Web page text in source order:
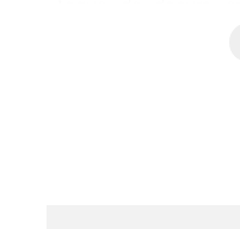
750ml de pura